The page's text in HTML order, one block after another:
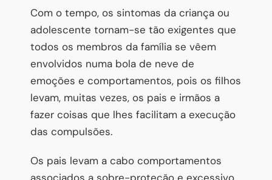
Com o tempo, os sintomas da criança ou
adolescente tornam-se tão exigentes que
todos os membros da família se vêem
envolvidos numa bola de neve de
emoções e comportamentos, pois os filhos
levam, muitas vezes, os pais e irmãos a
fazer coisas que lhes facilitam a execução
das compulsões.
Os pais levam a cabo comportamentos